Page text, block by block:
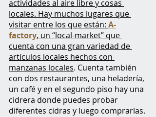
actividades al aire libre y cosas
locales. Hay muchos lugares que
visitar entre los que están: A-
factory, un “local-market” que
cuenta con una gran variedad de
artículos locales hechos con
manzanas locales. Cuenta también
con dos restaurantes, una heladería,
un café y en el segundo piso hay una
cidrera donde puedes probar
diferentes cidras y luego comprarlas.